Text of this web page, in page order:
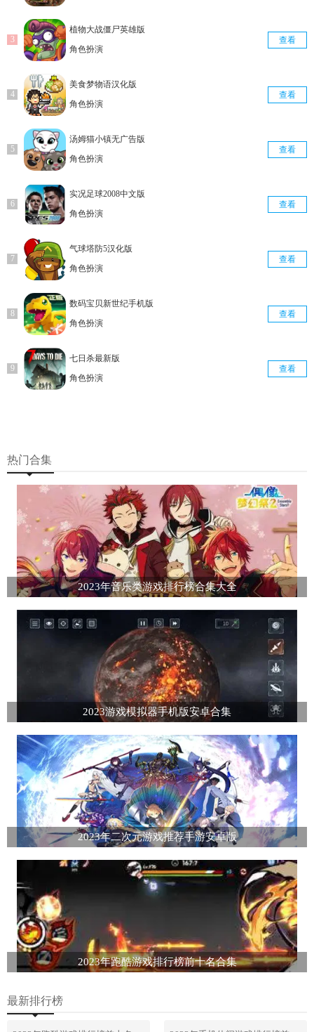
植物大战僵尸英雄版
角色扮演
查看
美食梦物语汉化版
角色扮演
查看
汤姆猫小镇无广告版
角色扮演
查看
实况足球2008中文版
角色扮演
查看
气球塔防5汉化版
角色扮演
查看
数码宝贝新世纪手机版
角色扮演
查看
七日杀最新版
角色扮演
查看
热门合集
2023年音乐类游戏排行榜合集大全
2023游戏模拟器手机版安卓合集
2023年二次元游戏推荐手游安卓版
2023年跑酷游戏排行榜前十名合集
最新排行榜